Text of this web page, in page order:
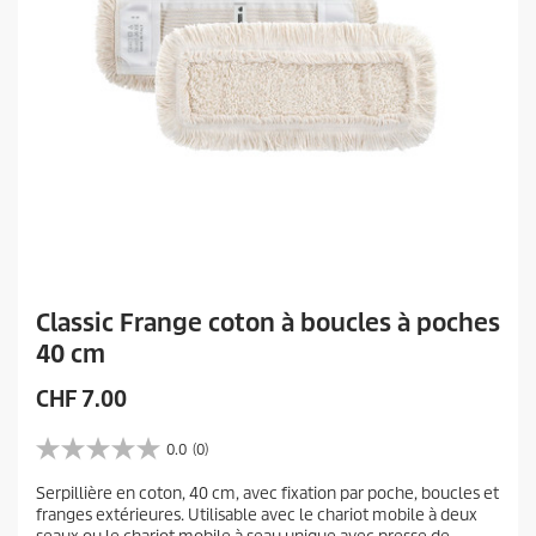
Classic Frange coton à boucles à poches
40 cm
P
i
a
c
CHF 7.00
0.0 (0)
0
0
s
Serpillière en coton, 40 cm, avec fixation par poche, boucles et
franges extérieures. Utilisable avec le chariot mobile à deux